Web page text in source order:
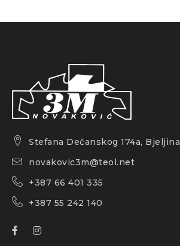
Stefana Dečanskog 174a, Bjeljina
novakovic3m@teol.net
+387 66 401 335
+387 55 242 140